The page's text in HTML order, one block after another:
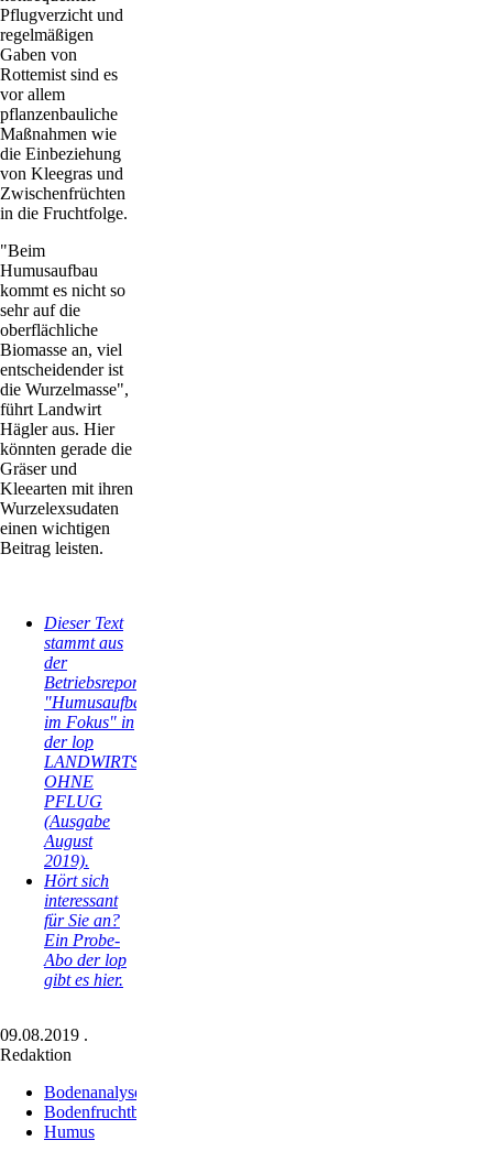
Pflugverzicht und
regelmäßigen
Gaben von
Rottemist sind es
vor allem
pflanzenbauliche
Maßnahmen wie
die Einbeziehung
von Kleegras und
Zwischenfrüchten
in die Fruchtfolge.
"Beim
Humusaufbau
kommt es nicht so
sehr auf die
oberflächliche
Biomasse an, viel
entscheidender ist
die Wurzelmasse",
führt Landwirt
Hägler aus. Hier
könnten gerade die
Gräser und
Kleearten mit ihren
Wurzelexsudaten
einen wichtigen
Beitrag leisten.
Dieser Text
stammt aus
der
Betriebsreportage
"Humusaufbau
im Fokus" in
der lop
LANDWIRTSCHAFT
OHNE
PFLUG
(Ausgabe
August
2019).
Hört sich
interessant
für Sie an?
Ein Probe-
Abo der lop
gibt es hier.
09.08.2019 .
Redaktion
Bodenanalyse
Bodenfruchtbarkeit
Humus